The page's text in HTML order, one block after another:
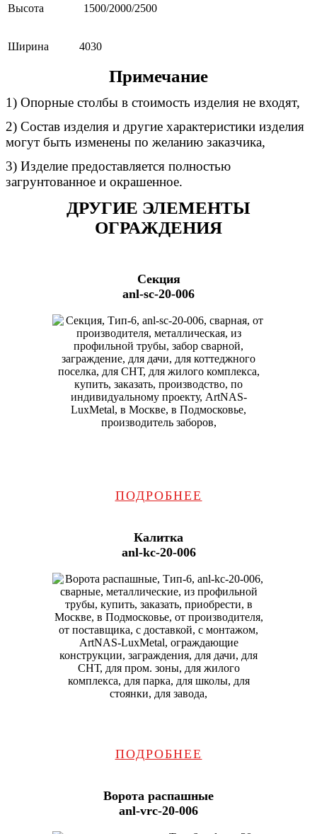
Высота 1500/2000/2500
Ширина 4030
Примечание
1) Опорные столбы в стоимость изделия не входят,
2) Состав изделия и другие характеристики изделия
могут быть изменены по желанию заказчика,
3) Изделие предоставляется полностью
загрунтованное и окрашенное.
ДРУГИЕ ЭЛЕМЕНТЫ
ОГРАЖДЕНИЯ
Секция
anl-sc-20-006
ПОДРОБНЕЕ
Калитка
anl-kc-20-006
ПОДРОБНЕЕ
Ворота распашные
anl-vrc-20-006